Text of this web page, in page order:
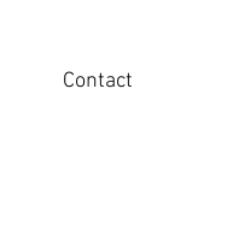
Contact